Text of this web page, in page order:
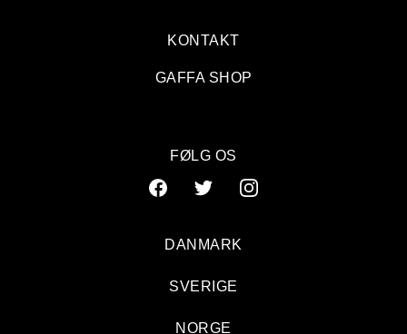
KONTAKT
GAFFA SHOP
FØLG OS
DANMARK
SVERIGE
NORGE